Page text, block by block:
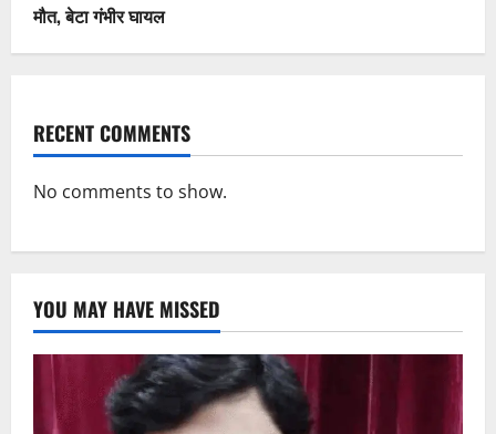
मौत, बेटा गंभीर घायल
RECENT COMMENTS
No comments to show.
YOU MAY HAVE MISSED